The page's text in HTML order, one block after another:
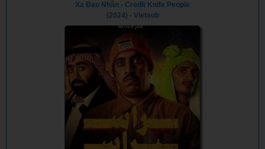
Xa Đao Nhân - Credit Knife People
(2024) - Vietsub